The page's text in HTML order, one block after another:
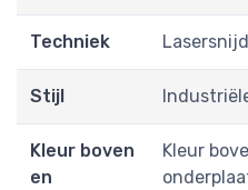
Techniek
Stijl
Kleur boven
en
Kleur